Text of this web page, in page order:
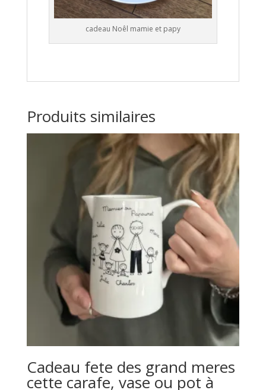
cadeau Noêl mamie et papy
Produits similaires
Cadeau fete des grand meres
cette carafe, vase ou pot à